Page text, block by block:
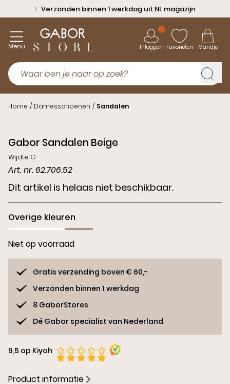
Verzonden binnen 1 werkdag uit NL magazijn
Menu Inloggen Favorieten Mandje
Home / Damesschoenen / Sandalen
Gabor Sandalen Beige
Wijdte G
Art. nr. 62.706.52
Dit artikel is helaas niet beschikbaar.
Overige kleuren
Niet op voorraad
Gratis verzending boven € 60,-
Verzonden binnen 1 werkdag
8 GaborStores
Dé Gabor specialist van Nederland
9,5 op Kiyoh
Product informatie